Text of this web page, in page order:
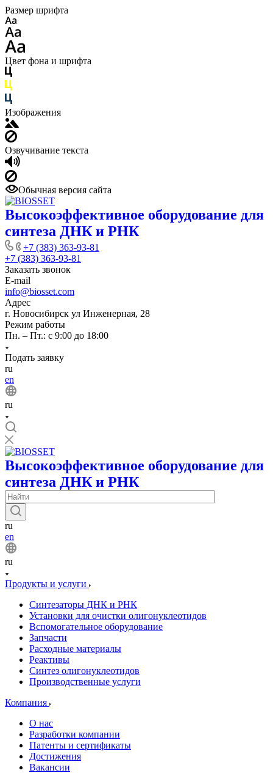
Размер шрифта
Цвет фона и шрифта
Изображения
Озвучивание текста
Обычная версия сайта
Высокоэффективное оборудование для
синтеза ДНК и РНК
+7 (383) 363-93-81
+7 (383) 363-93-81
Заказать звонок
E-mail
info@biosset.com
Адрес
г. Новосибирск ул Инженерная, 28
Режим работы
Пн. – Пт.: с 9:00 до 18:00
Подать заявку
ru
en
ru
Высокоэффективное оборудование для
синтеза ДНК и РНК
ru
en
ru
Продукты и услуги
Синтезаторы ДНК и РНК
Установки для очистки олигонуклеотидов
Вспомогательное оборудование
Запчасти
Расходные материалы
Реактивы
Синтез олигонуклеотидов
Производственные услуги
Компания
О нас
Разработки компании
Патенты и сертификаты
Достижения
Вакансии